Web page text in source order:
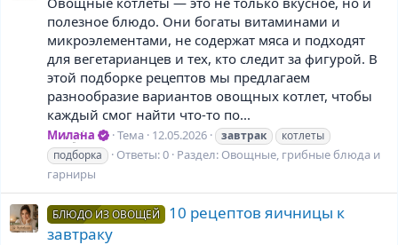
полезное блюдо. Они богаты витаминами и
микроэлементами, не содержат мяса и подходят
для вегетарианцев и тех, кто следит за фигурой. В
этой подборке рецептов мы предлагаем
разнообразие вариантов овощных котлет, чтобы
каждый смог найти что-то по...
Милана Тема 12.05.2026 завтрак
котлеты
подборка
Ответы: 0 Раздел: Овощные, грибные блюда и
гарниры
БЛЮДО ИЗ ОВОЩЕЙ
10 рецептов яичницы к
завтраку